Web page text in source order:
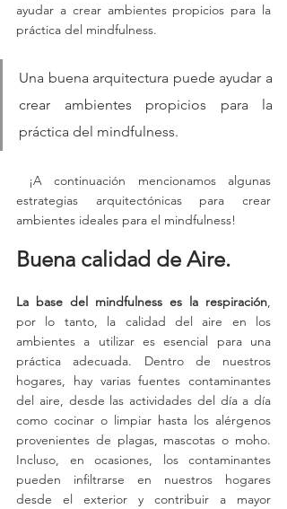
ayudar a crear ambientes propicios para la
práctica del mindfulness.
Una buena arquitectura puede ayudar a
crear ambientes propicios para la
práctica del mindfulness.
estrategias arquitectónicas para crear
ambientes ideales para el mindfulness!
Buena calidad de Aire.
La base del mindfulness es la respiración,
por lo tanto, la calidad del aire en los
ambientes a utilizar es esencial para una
práctica adecuada. Dentro de nuestros
hogares, hay varias fuentes contaminantes
del aire, desde las actividades del día a día
como cocinar o limpiar hasta los alérgenos
provenientes de plagas, mascotas o moho.
Incluso, en ocasiones, los contaminantes
pueden infiltrarse en nuestros hogares
desde el exterior y contribuir a mayor